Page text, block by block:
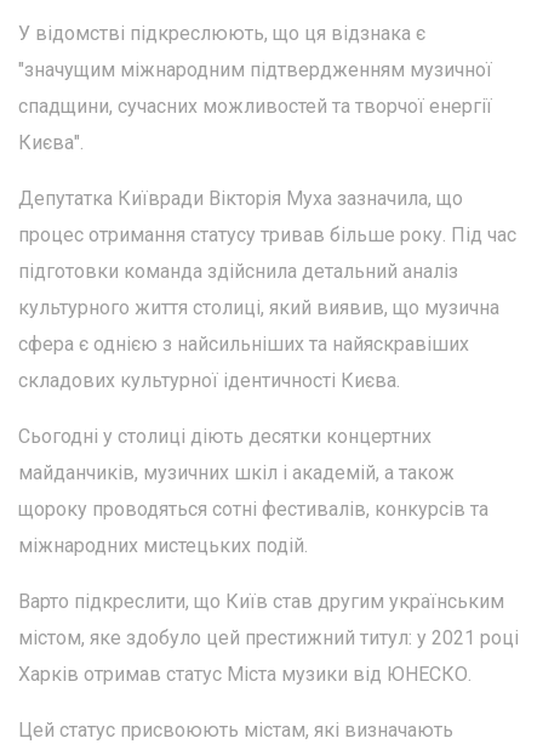
У відомстві підкреслюють, що ця відзнака є
"значущим міжнародним підтвердженням музичної
спадщини, сучасних можливостей та творчої енергії
Києва".
Депутатка Київради Вікторія Муха зазначила, що
процес отримання статусу тривав більше року. Під час
підготовки команда здійснила детальний аналіз
культурного життя столиці, який виявив, що музична
сфера є однією з найсильніших та найяскравіших
складових культурної ідентичності Києва.
Сьогодні у столиці діють десятки концертних
майданчиків, музичних шкіл і академій, а також
щороку проводяться сотні фестивалів, конкурсів та
міжнародних мистецьких подій.
Варто підкреслити, що Київ став другим українським
містом, яке здобуло цей престижний титул: у 2021 році
Харків отримав статус Міста музики від ЮНЕСКО.
Цей статус присвоюють містам, які визначають